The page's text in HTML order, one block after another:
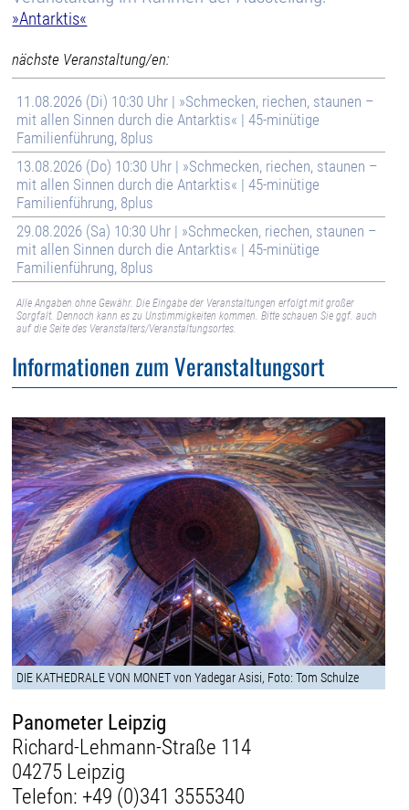
»Antarktis«
nächste Veranstaltung/en:
11.08.2026 (Di) 10:30 Uhr | »Schmecken, riechen, staunen –
mit allen Sinnen durch die Antarktis« | 45-minütige
Familienführung, 8plus
13.08.2026 (Do) 10:30 Uhr | »Schmecken, riechen, staunen –
mit allen Sinnen durch die Antarktis« | 45-minütige
Familienführung, 8plus
29.08.2026 (Sa) 10:30 Uhr | »Schmecken, riechen, staunen –
mit allen Sinnen durch die Antarktis« | 45-minütige
Familienführung, 8plus
Alle Angaben ohne Gewähr. Die Eingabe der Veranstaltungen erfolgt mit großer
Sorgfalt. Dennoch kann es zu Unstimmigkeiten kommen. Bitte schauen Sie ggf. auch
auf die Seite des Veranstalters/Veranstaltungsortes.
Informationen zum Veranstaltungsort
DIE KATHEDRALE VON MONET von Yadegar Asisi, Foto: Tom Schulze
Panometer Leipzig
Richard-Lehmann-Straße 114
04275 Leipzig
Telefon: +49 (0)341 3555340